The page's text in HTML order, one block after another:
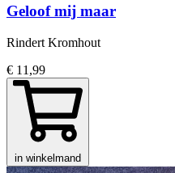
Geloof mij maar
Rindert Kromhout
€ 11,99
in winkelmand